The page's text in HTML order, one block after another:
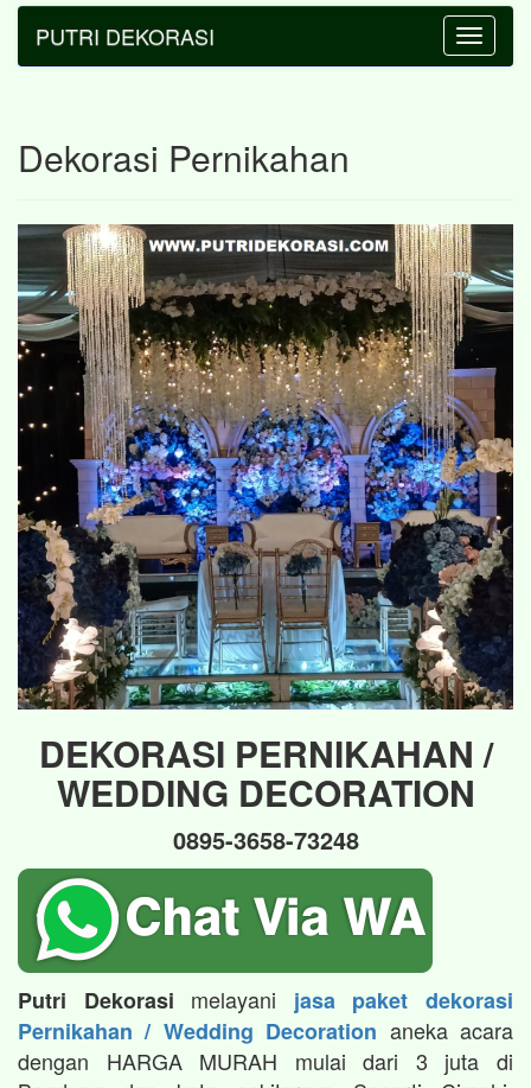
Toggle
PUTRI DEKORASI
Dekorasi Pernikahan
DEKORASI PERNIKAHAN /
WEDDING DECORATION
0895-3658-73248
Putri Dekorasi melayani jasa paket dekorasi
Pernikahan / Wedding Decoration aneka acara
dengan HARGA MURAH mulai dari 3 juta di